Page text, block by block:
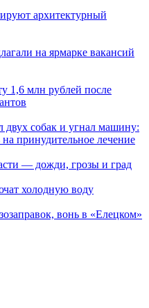
архитектурный
на ярмарке вакансий
1,6 млн рублей после
двух собак и угнал машину:
принудительное лечение
— дожди, грозы и град
холодную воду
вонь в «Елецком»